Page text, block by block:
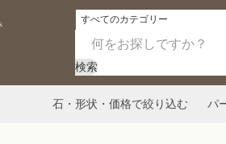
検索
石・形状・価格で絞り込む パ